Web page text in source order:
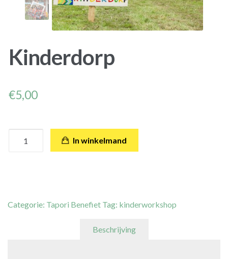
Maak een eigen Tapori-Sport campagne aan
Kinderdorp
€5,00
In winkelmand
Categorie: Tapori Benefiet Tag: kinderworkshop
Beschrijving